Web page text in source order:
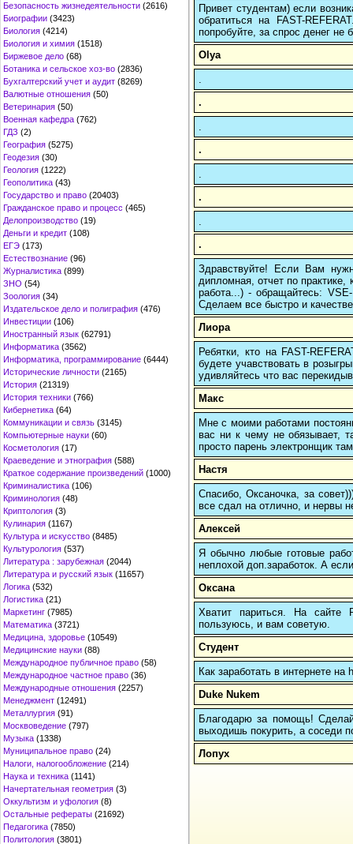
Безопасность жизнедеятельности (2616)
Биографии (3423)
Биология (4214)
Биология и химия (1518)
Биржевое дело (68)
Ботаника и сельское хоз-во (2836)
Бухгалтерский учет и аудит (8269)
Валютные отношения (50)
Ветеринария (50)
Военная кафедра (762)
ГДЗ (2)
География (5275)
Геодезия (30)
Геология (1222)
Геополитика (43)
Государство и право (20403)
Гражданское право и процесс (465)
Делопроизводство (19)
Деньги и кредит (108)
ЕГЭ (173)
Естествознание (96)
Журналистика (899)
ЗНО (54)
Зоология (34)
Издательское дело и полиграфия (476)
Инвестиции (106)
Иностранный язык (62791)
Информатика (3562)
Информатика, программирование (6444)
Исторические личности (2165)
История (21319)
История техники (766)
Кибернетика (64)
Коммуникации и связь (3145)
Компьютерные науки (60)
Косметология (17)
Краеведение и этнография (588)
Краткое содержание произведений (1000)
Криминалистика (106)
Криминология (48)
Криптология (3)
Кулинария (1167)
Культура и искусство (8485)
Культурология (537)
Литература : зарубежная (2044)
Литература и русский язык (11657)
Логика (532)
Логистика (21)
Маркетинг (7985)
Математика (3721)
Медицина, здоровье (10549)
Медицинские науки (88)
Международное публичное право (58)
Международное частное право (36)
Международные отношения (2257)
Менеджмент (12491)
Металлургия (91)
Москвоведение (797)
Музыка (1338)
Муниципальное право (24)
Налоги, налогообложение (214)
Наука и техника (1141)
Начертательная геометрия (3)
Оккультизм и уфология (8)
Остальные рефераты (21692)
Педагогика (7850)
Политология (3801)
Привет студентам) если
обратиться на FAST-
попробуйте, за спрос денег не
Olya
.
.
.
.
Здравствуйте! Если Вам
дипломная, отчет по
работа...) - обращайтесь:
Сделаем все быстро и
Лиора
Ребятки, кто на FAST-
будете учавствовать в
удивляйтесь что вас
Макс
Мне с моими работами
вас ни к чему не обязывает,
просто парень электронщик
Настя
Спасибо, Оксаночка, за
все сдал на отлично, и нервы
Алексей
Я обычно любые готовые
неплохой доп.заработок. А
Оксана
Хватит париться. На
пользуюсь, и вам советую.
Студент
Как заработать в интернете на
Duke Nukem
Благодарю за помощь!
выходишь покурить, а соседи
Лопух